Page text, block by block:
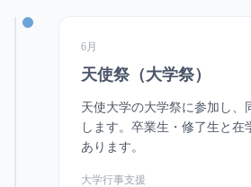
6月
天使祭（大学祭）
天使大学の大学祭に参加し、
します。卒業生・修了生と在
あります。
大学行事支援